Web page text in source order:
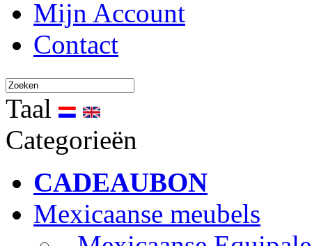
Mijn Account
Contact
Taal
Categorieën
CADEAUBON
Mexicaanse meubels